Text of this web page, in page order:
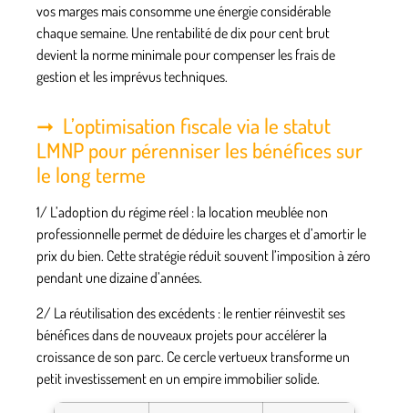
vos marges mais consomme une énergie considérable
chaque semaine. Une rentabilité de dix pour cent brut
devient la norme minimale pour compenser les frais de
gestion et les imprévus techniques.
L’optimisation fiscale via le statut
LMNP pour pérenniser les bénéfices sur
le long terme
1/ L’adoption du régime réel : la location meublée non
professionnelle permet de déduire les charges et d’amortir le
prix du bien. Cette stratégie réduit souvent l’imposition à zéro
pendant une dizaine d’années.
2/ La réutilisation des excédents : le rentier réinvestit ses
bénéfices dans de nouveaux projets pour accélérer la
croissance de son parc. Ce cercle vertueux transforme un
petit investissement en un empire immobilier solide.